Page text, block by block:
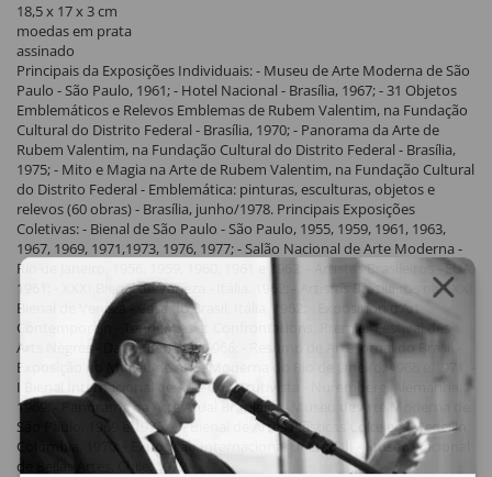
18,5 x 17 x 3 cm
moedas em prata
assinado
Principais da Exposições Individuais: - Museu de Arte Moderna de São
Paulo - São Paulo, 1961; - Hotel Nacional - Brasília, 1967; - 31 Objetos
Emblemáticos e Relevos Emblemas de Rubem Valentim, na Fundação
Cultural do Distrito Federal - Brasília, 1970; - Panorama da Arte de
Rubem Valentim, na Fundação Cultural do Distrito Federal - Brasília,
1975; - Mito e Magia na Arte de Rubem Valentim, na Fundação Cultural
do Distrito Federal - Emblemática: pinturas, esculturas, objetos e
relevos (60 obras) - Brasília, junho/1978. Principais Exposições
Coletivas: - Bienal de São Paulo - São Paulo, 1955, 1959, 1961, 1963,
1967, 1969, 1971,1973, 1976, 1977; - Salão Nacional de Arte Moderna -
Rio de Janeiro, 1956, 1959, 1960, 1961 e 1962; - Artistas Brasileiros - EUA,
1961; - XXXI Bienal de Veneza - Itália, 1962; - Artistas Brasileiros na XXXI
Bienal de Veneza - Casa do Brasil, Itália, 1962; - Exposition d‘Art
Contemporain - Tendences et Confrontations, Premier Festival des
Arts Nègres - Dacar, Senegal, 1966; - Resumo de Arte Jornal do Brasil -
Exposição no Museu de ARte Moderna do Rio de Janeiro, 1968 e 1971; -
I Bienal Internacional de Arte Construtivista - Nuremberg, Alemanha,
1969; - Panorama da Arte Atual Brasileira - Museu de Arte Moderna de
São Paulo, 1969 e 1975; - II Bienal de Artes Plásticas Coltejer - Medellin,
Colômbia, 1970; - Exposição Internacional Unctad III - Museo Nacional
de Bellas Artes, Chile, 1972.